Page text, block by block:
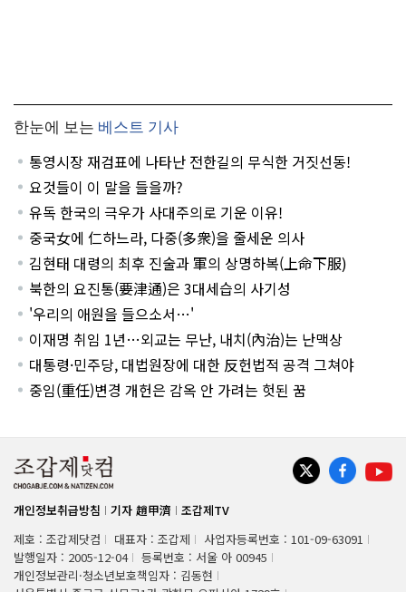
한눈에 보는 베스트 기사
통영시장 재검표에 나타난 전한길의 무식한 거짓선동!
요것들이 이 말을 들을까?
유독 한국의 극우가 사대주의로 기운 이유!
중국女에 仁하느라, 다중(多衆)을 줄세운 의사
김현태 대령의 최후 진술과 軍의 상명하복(上命下服)
북한의 요진통(要津通)은 3대세습의 사기성
'우리의 애원을 들으소서…'
이재명 취임 1년…외교는 무난, 내치(內治)는 난맥상
대통령·민주당, 대법원장에 대한 反헌법적 공격 그쳐야
중임(重任)변경 개헌은 감옥 안 가려는 헛된 꿈
개인정보취급방침 기자 趙甲濟
조갑제TV
제호 : 조갑제닷컴
대표자 : 조갑제
사업자등록번호 : 101-09-63091
발행일자 : 2005-12-04
등록번호 : 서울 아 00945
개인정보관리·청소년보호책임자 : 김동현